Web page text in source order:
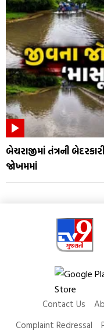
બેચરાજીમાં તંત્રની
જોખમમાં
Contact Us
Complaint Redressal